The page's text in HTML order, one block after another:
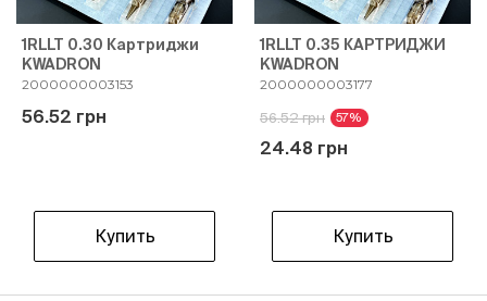
1RLLT 0.30 Картриджи
KWADRON
2000000003153
56.52 грн
Купить
1RLLT 0.35 КАРТРИДЖИ
KWADRON
2000000003177
56.52 грн 57%
24.48 грн
Купить